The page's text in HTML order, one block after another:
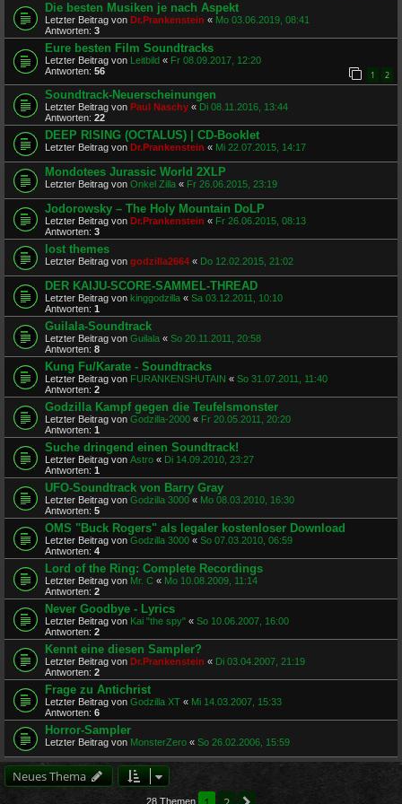
Die besten Musiken je nach Aspekt
Letzter Beitrag von Dr.Prankenstein « Mo 03.06.2019, 08:41
Antworten: 3
Eure besten Film Soundtracks
Letzter Beitrag von Leitbild « Fr 08.09.2017, 12:20
Antworten: 56 1 2
Soundtrack-Neuerscheinungen
Letzter Beitrag von Paul Naschy « Di 08.11.2016, 13:44
Antworten: 22
DEEP RISING (OCTALUS) | CD-Booklet
Letzter Beitrag von Dr.Prankenstein « Mi 22.07.2015, 14:17
Mondotees Jurassic World 2XLP
Letzter Beitrag von Onkel Zilla « Fr 26.06.2015, 23:19
Jodorowsky – The Holy Mountain DoLP
Letzter Beitrag von Dr.Prankenstein « Fr 26.06.2015, 08:13
Antworten: 3
lost themes
Letzter Beitrag von godzilla2664 « Do 12.02.2015, 21:02
DER KAIJU-SCORE-SAMMEL-THREAD
Letzter Beitrag von kinggodzilla « Sa 03.12.2011, 10:10
Antworten: 1
Guilala-Soundtrack
Letzter Beitrag von Guilala « So 20.11.2011, 20:58
Antworten: 8
Kung Fu/Karate - Soundtracks
Letzter Beitrag von FURANKENSHUTAIN « So 31.07.2011, 11:40
Antworten: 2
Godzilla Kampf gegen die Teufelsmonster
Letzter Beitrag von Godzilla-2000 « Fr 20.05.2011, 20:20
Antworten: 1
Suche dringend einen Soundtrack!
Letzter Beitrag von Astro « Di 14.09.2010, 23:27
Antworten: 1
UFO-Soundtrack von Barry Gray
Letzter Beitrag von Godzilla 3000 « Mo 08.03.2010, 16:30
Antworten: 5
OMS "Buck Rogers" als legaler kostenloser Download
Letzter Beitrag von Godzilla 3000 « So 07.03.2010, 06:59
Antworten: 4
Lord of the Ring: Complete Recordings
Letzter Beitrag von Mr. C « Mo 10.08.2009, 11:14
Antworten: 2
Never Goodbye - Lyrics
Letzter Beitrag von Kai "the spy" « So 10.06.2007, 16:00
Antworten: 2
Kennt eine diesen Sampler?
Letzter Beitrag von Dr.Prankenstein « Di 03.04.2007, 21:19
Antworten: 2
Frage zu Antichrist
Letzter Beitrag von Godzilla XT « Mi 14.03.2007, 15:33
Antworten: 6
Horror-Sampler
Letzter Beitrag von MonsterZero « So 26.02.2006, 15:59
Neues Thema
28 Themen